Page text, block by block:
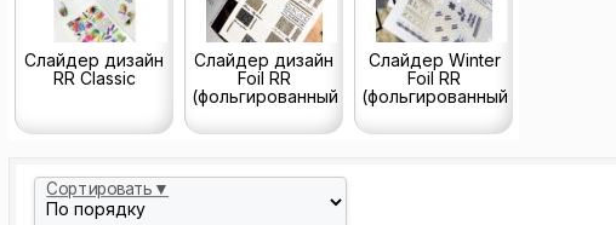
Слайдер дизайн
RR Classic
Слайдер дизайн
Foil RR
(фольгированный)
Слайдер Winter
Foil RR
(фольгированный)
Сортировать▼